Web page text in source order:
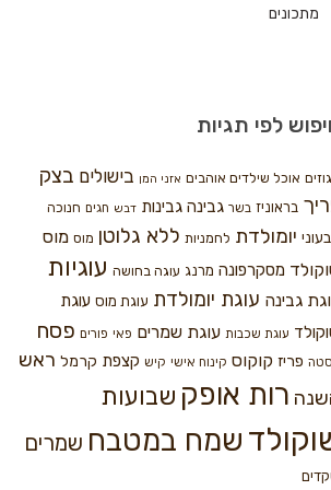
מתכונים
לפי תגיות
אוכל שילדים אוהבים אזני המן בישולים בצק
בראוניז בשר גבינה גבינות דבש חגים חנוכה
יומולדת לחמניות ללא גלוטן מוס מוס
מסקרפונה מרנג עוגה בחושה עוגיות
גבינה עוגת יומולדת עוגת מוס עוגת
עוגת שכבות עוגת שמרים פאי פורים פסח
פריז קוקוס קינוח אישי קיש קצפת קרמל ראש
רות אופק שבועות
שמח במטבח שמרים